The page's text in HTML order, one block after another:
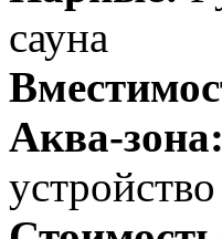
сауна
Аква-зона:
устройство